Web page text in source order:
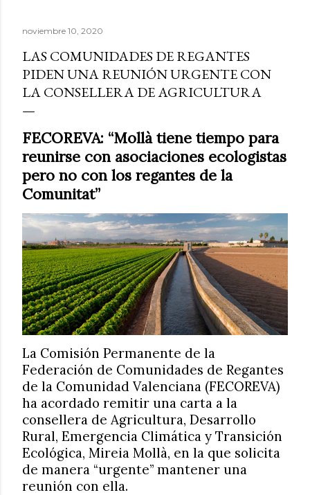
noviembre 10, 2020
LAS COMUNIDADES DE REGANTES
PIDEN UNA REUNIÓN URGENTE CON
LA CONSELLERA DE AGRICULTURA
FECOREVA: “Mollà tiene tiempo para
reunirse con asociaciones ecologistas
pero no con los regantes de la
Comunitat”
La Comisión Permanente de la
Federación de Comunidades de Regantes
de la Comunidad Valenciana (FECOREVA)
ha acordado remitir una carta a la
consellera de Agricultura, Desarrollo
Rural, Emergencia Climática y Transición
Ecológica, Mireia Mollà, en la que solicita
de manera “urgente” mantener una
reunión con ella.